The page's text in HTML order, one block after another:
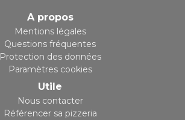
A propos
Mentions légales
Questions fréquentes
Protection des données
Paramètres cookies
Utile
Nous contacter
Référencer sa pizzeria